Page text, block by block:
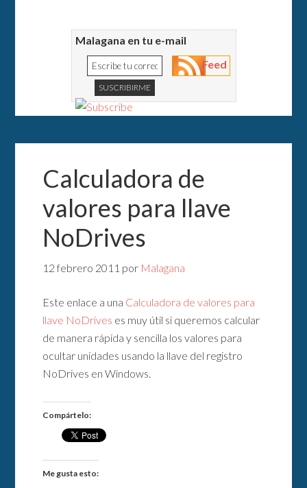
Malagana en tu e-mail
Feed
Calculadora de
valores para llave
NoDrives
12 febrero 2011 por Malagana
Este enlace a una Calculadora de valores para
llave NoDrives es muy útil si queremos calcular
de manera rápida y sencilla los valores para
ocultar unidades usando la llave del registro
NoDrives en Windows.
Compártelo:
Me gusta esto: